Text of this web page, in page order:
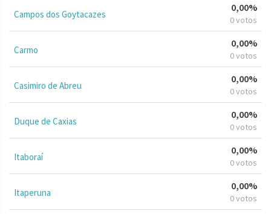
Campos dos Goytacazes
0,00%
0 votos
Carmo
0,00%
0 votos
Casimiro de Abreu
0,00%
0 votos
Duque de Caxias
0,00%
0 votos
Itaboraí
0,00%
0 votos
Itaperuna
0,00%
0 votos